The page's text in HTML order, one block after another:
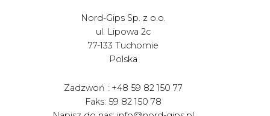
Nord-Gips Sp. z o.o.
ul. Lipowa 2c
77-133 Tuchomie
Polska
Zadzwoń : +48 59 82 150 77
Faks: 59 82 150 78